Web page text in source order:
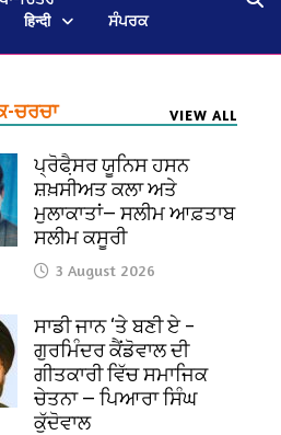
हिन्दी
ਸੰਪਰਕ
ਚਰਚਾ VIEW ALL
ਪ੍ਰੋਫੈ਼ਸਰ ਯੂਨਿਸ ਹਸਨ
ਸ਼ਖ਼ਸੀਅਤ ਕਲਾ ਅਤੇ
ਮੁਲਾਕਾਤਾਂ— ਸਲੀਮ ਆਫ਼ਤਾਬ
ਸਲੀਮ ਕਸੂਰੀ
3 August 2026
ਸਾਡੀ ਜਾਨ ‘ਤੇ ਬਣੀ ਏ –
ਗੁਰਮਿੰਦਰ ਕੈਂਡੋਵਾਲ ਦੀ
ਗੀਤਕਾਰੀ ਵਿੱਚ ਸਮਾਜਿਕ
ਚੇਤਨਾ — ਪਿਆਰਾ ਸਿੰਘ
ਕੁੱਦੋਵਾਲ